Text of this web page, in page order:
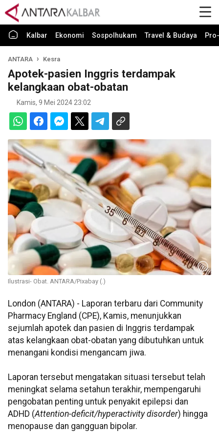
Kalbar Ekonomi Sospolhukam Travel & Budaya
ANTARA Kesra
Apotek-pasien Inggris terdampak
kelangkaan obat-obatan
Kamis, 9 Mei 2024 23:02
Ilustrasi- Obat. ANTARA/Pixabay (.)
London (ANTARA) - Laporan terbaru dari Community
Pharmacy England (CPE), Kamis, menunjukkan
sejumlah apotek dan pasien di Inggris terdampak
atas kelangkaan obat-obatan yang dibutuhkan untuk
menangani kondisi mengancam jiwa.
Laporan tersebut mengatakan situasi tersebut telah
meningkat selama setahun terakhir, mempengaruhi
pengobatan penting untuk penyakit epilepsi dan
ADHD (Attention-deficit/hyperactivity disorder) hingga
menopause dan gangguan bipolar.